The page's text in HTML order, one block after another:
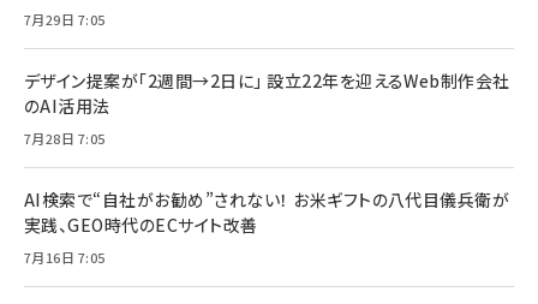
7月29日 7:05
デザイン提案が「2週間→2日に」 設立22年を迎えるWeb制作会社
のAI活用法
7月28日 7:05
AI検索で“自社がお勧め”されない！ お米ギフトの八代目儀兵衛が
実践、GEO時代のECサイト改善
7月16日 7:05